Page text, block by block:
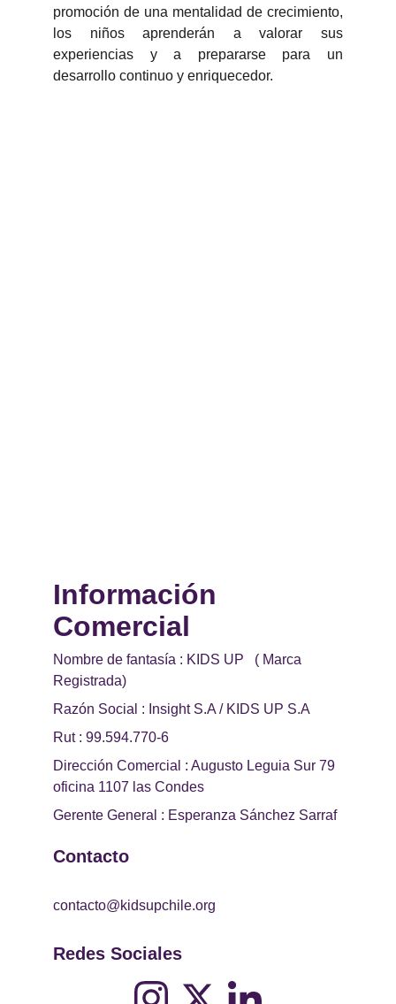
promoción de una mentalidad de crecimiento,
los niños aprenderán a valorar sus
experiencias y a prepararse para un
desarrollo continuo y enriquecedor.
Contacto
contacto@kidsupchile.org
Redes Sociales
Información
Comercial
Nombre de fantasía : KIDS UP   ( Marca
Registrada)
Razón Social : Insight S.A / KIDS UP S.A
Rut : 99.594.770-6
Dirección Comercial : Augusto Leguia Sur 79
oficina 1107 las Condes
Gerente General : Esperanza Sánchez Sarraf